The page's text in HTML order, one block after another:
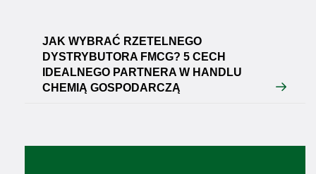
JAK WYBRAĆ RZETELNEGO
DYSTRYBUTORA FMCG? 5 CECH
IDEALNEGO PARTNERA W HANDLU
CHEMIĄ GOSPODARCZĄ